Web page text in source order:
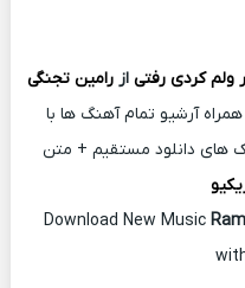
ولم کردی رفتی از رامین تجنگی
آرشیو تمام آهنگ ها با
های دانلود مستقیم + متن
Download New Music